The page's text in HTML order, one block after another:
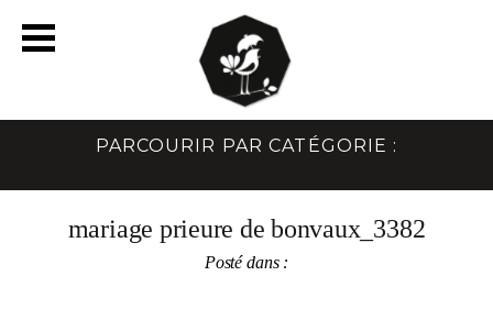
PARCOURIR PAR CATÉGORIE :
mariage prieure de bonvaux_3382
Posté dans :